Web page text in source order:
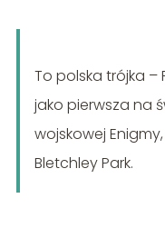
To polska trójka –
jako pierwsza na
wojskowej
Bletchley Park.